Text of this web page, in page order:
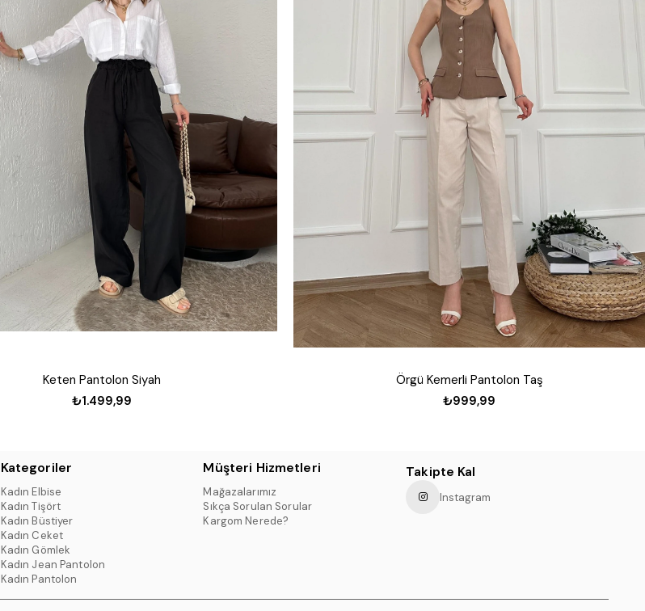
Keten Pantolon Siyah
₺1.499,99
Örgü Kemerli Pantolon Taş
₺999,99
Kategoriler
Kadın Elbise
Kadın Tişört
Kadın Büstiyer
Kadın Ceket
Kadın Gömlek
Kadın Jean Pantolon
Kadın Pantolon
Müşteri Hizmetleri
Mağazalarımız
Sıkça Sorulan Sorular
Kargom Nerede?
Takipte Kal
Instagram